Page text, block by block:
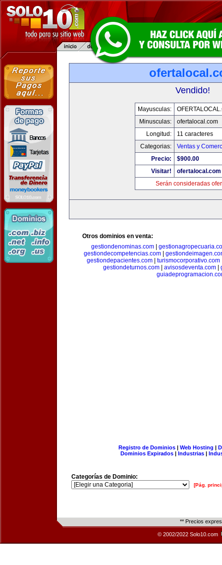
Vendido!
Mayusculas:
Minusculas:
ofertalocal.com
Longitud:
11 caracteres
Categorias:
Ventas y
Precio:
$900.00
Visitar!
ofertalocal.com
Serán consideradas
Otros dominios en venta:
gestiondenominas.com|
gestiondecompetencias.com|
gestiondepacientes.com| turismocorporativo.com
gestiondeturnos.com| avisosdeventa.com|
Registro de Dominios| Web Hosting |
Dominios Expirados | Industrias |
Categorías de Dominio:
[Pág.
** Precios
© 2002/2022 Solo10.com